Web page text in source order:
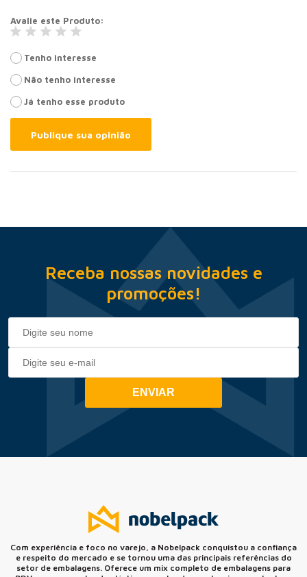
Avalie este Produto
Tenho interesse
Não tenho interesse
Já tenho esse produto
Publique sua opinião
Receba nossas novidades e
promoções!
ENVIAR
Com experiência e foco no varejo, a Nobelpack conquistou a confiança
e respeito do mercado e se tornou uma das principais referências do
setor de embalagens. Oferece um mix completo de embalagens para